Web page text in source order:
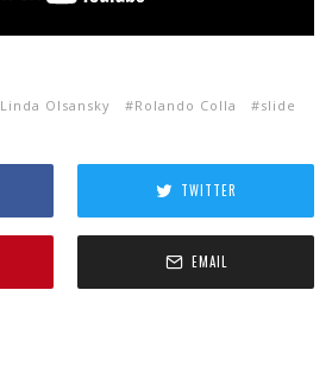
Linda Olsansky Rolando Colla slide
TWITTER
EMAIL